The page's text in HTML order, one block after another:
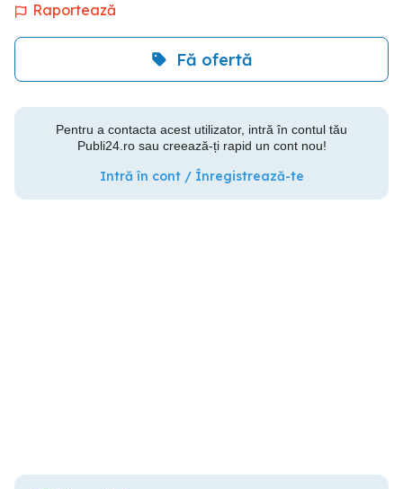
Raportează
Fă ofertă
Pentru a contacta acest utilizator, intră în contul tău
Publi24.ro sau creează-ți rapid un cont nou!
Intră în cont / Înregistrează-te